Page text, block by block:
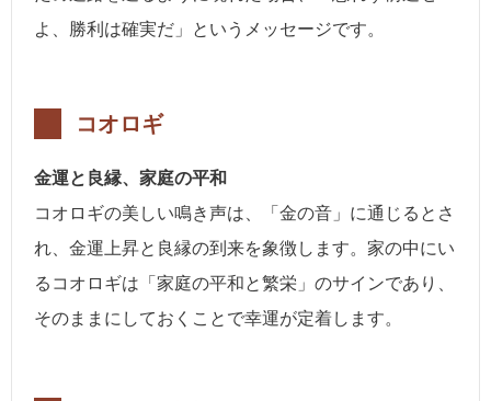
よ、勝利は確実だ」というメッセージです。
コオロギ
金運と良縁、家庭の平和
コオロギの美しい鳴き声は、「金の音」に通じるとさ
れ、金運上昇と良縁の到来を象徴します。家の中にい
るコオロギは「家庭の平和と繁栄」のサインであり、
そのままにしておくことで幸運が定着します。